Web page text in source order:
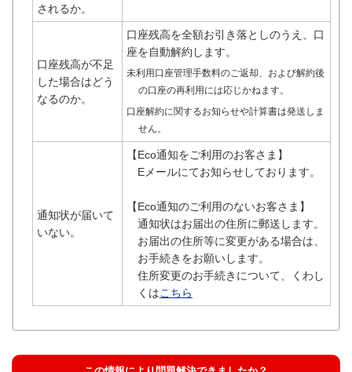
されるか。
口座残高が不足
した場合はどう
なるのか。
口座残高を全額お引き落としのうえ、口
座を自動解約します。
未利用口座管理手数料のご返却、および解約後
の口座の再利用には応じかねます。
口座解約に関するお知らせや計算書は発送しま
せん。
通知状が届いて
いない。
【Eco通知をご利用のお客さま】
Eメールにてお知らせしております。
【Eco通知のご利用のないお客さま】
通知状はお届出の住所に郵送します。
お届出の住所等に変更がある場合は、
お手続きをお願いします。
住所変更のお手続きについて、くわし
くはこちら